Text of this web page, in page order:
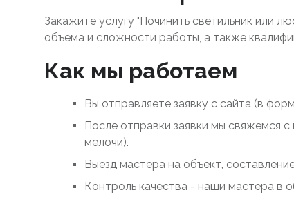
Закажите услугу "Починить светильник или
объема и сложности работы, а также
Как мы работаем
Вы отправляете заявку с сайта (в
После отправки заявки мы свяжемся
мелочи).
Выезд мастера на объект,
Контроль качества - наши мастера в